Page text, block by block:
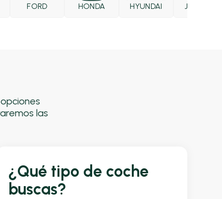
FORD HONDA HYUNDAI JAECOO
las
¿Qué tipo de coche
buscas?